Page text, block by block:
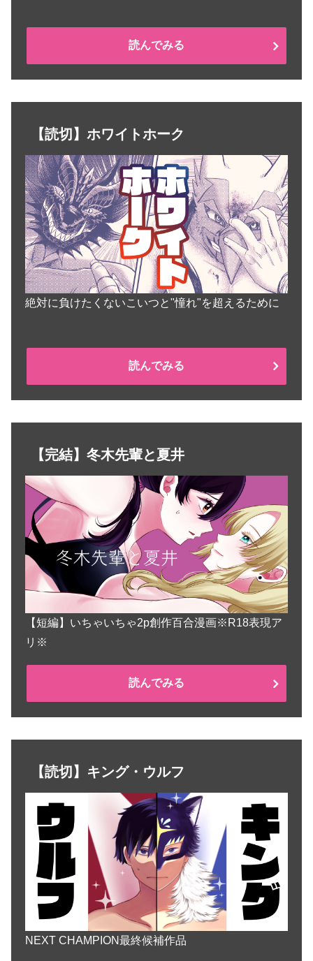
読んでみる
【読切】ホワイトホーク
絶対に負けたくないこいつと"憧れ"を超えるために
読んでみる
【完結】冬木先輩と夏井
【短編】いちゃいちゃ2p創作百合漫画※R18表現ア
リ※
読んでみる
【読切】キング・ウルフ
NEXT CHAMPION最終候補作品